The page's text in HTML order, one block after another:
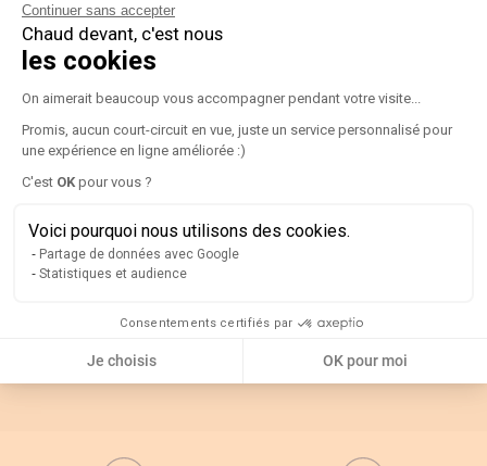
Continuer sans accepter
Chaud devant, c'est nous
les cookies
Plateforme de Gestion du
On aimerait beaucoup vous accompagner pendant votre visite...
Promis, aucun court-circuit en vue, juste un service personnalisé pour
une expérience en ligne améliorée :)
C'est OK pour vous ?
Voici pourquoi nous utilisons des cookies.
Partage de données avec Google
Statistiques et audience
Consentements certifiés par
Je choisis OK pour moi
Informations techniques
Catégories associées
Interrupteur
Poignées et axes